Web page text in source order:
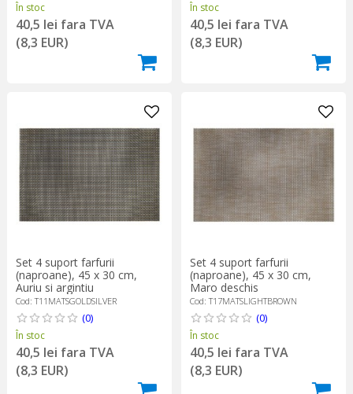
În stoc
40,5 lei fara TVA
(8,3 EUR)
În stoc
40,5 lei fara TVA
(8,3 EUR)
Set 4 suport farfurii
(naproane), 45 x 30 cm,
Auriu si argintiu
Cod: T11MATSGOLDSILVER
(0)
În stoc
40,5 lei fara TVA
(8,3 EUR)
Set 4 suport farfurii
(naproane), 45 x 30 cm,
Maro deschis
Cod: T17MATSLIGHTBROWN
(0)
În stoc
40,5 lei fara TVA
(8,3 EUR)